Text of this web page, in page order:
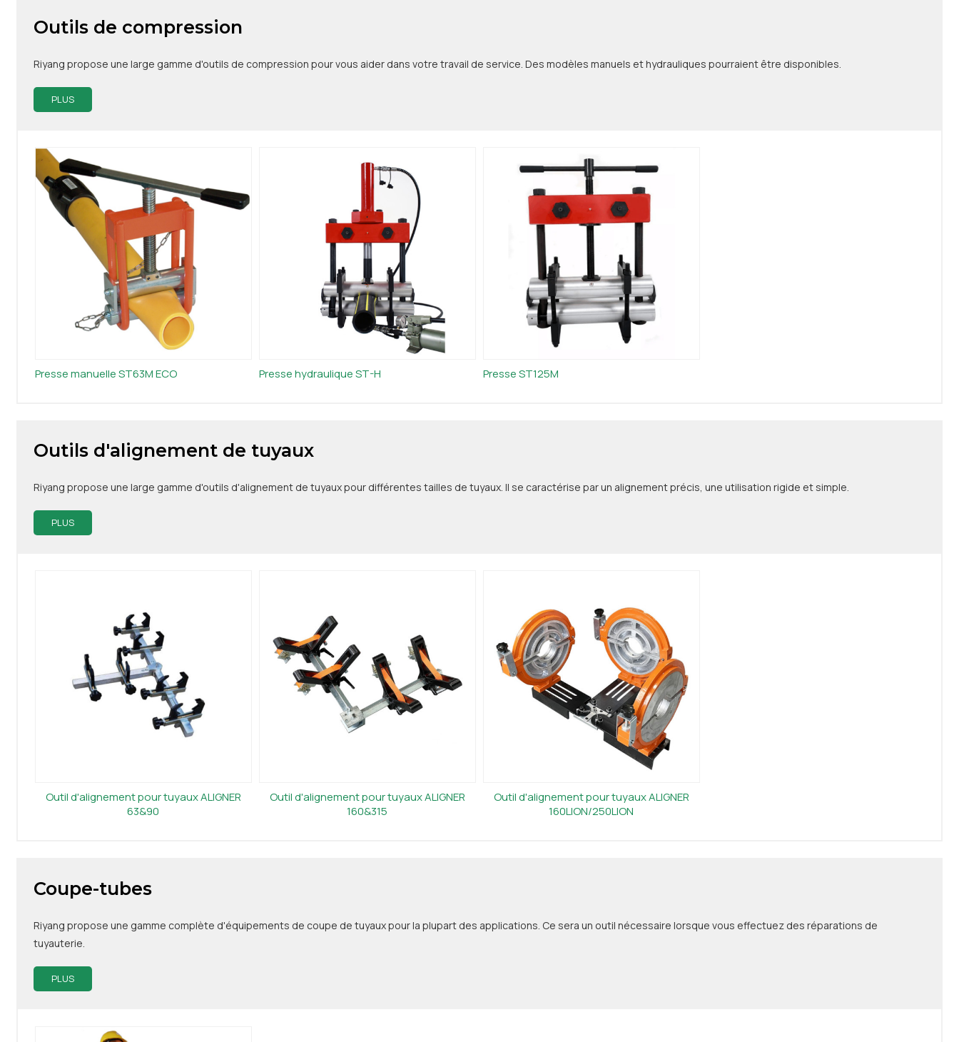
Outils de compression
Riyang propose une large gamme d'outils de compression pour vous aider dans votre travail de service. Des modèles manuels et hydrauliques pourraient être disponibles.
PLUS
Presse manuelle ST63M ECO Presse hydraulique ST-H Presse ST125M
Outils d'alignement de tuyaux
Riyang propose une large gamme d'outils d'alignement de tuyaux pour différentes tailles de tuyaux. Il se caractérise par un alignement précis, une utilisation rigide et simple.
PLUS
Outil d'alignement pour tuyaux ALIGNER
63&90
Outil d'alignement pour tuyaux ALIGNER
160&315
Outil d'alignement pour tuyaux ALIGNER
160LION/250LION
Coupe-tubes
Riyang propose une gamme complète d'équipements de coupe de tuyaux pour la plupart des applications. Ce sera un outil nécessaire lorsque vous effectuez des réparations de
tuyauterie.
PLUS